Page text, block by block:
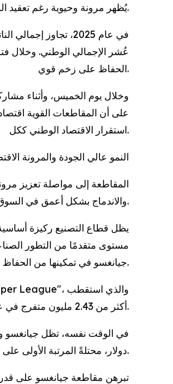
يُظهر مرونة وحيوية رغم تعقيد البيئة الخارجية.
الحفاظ على زخم قوي.
وخلال يوم الخميس، وأثناء
استقرار الاقتصاد الوطني ككل.
النمو عالي الجودة والمرونة
والاندماج بشكل أعمق في السوق الوطنية الموحدة للصين، وتوسيع نطاق الانفتاح رفيع المستوى.
يظل قطاع التصنيع ركيزة
مستوى متقدمًا من التطور
جيانغسو في تمكينها من الحفاظ على قدرتها التنافسية في ظل التعديلات الجارية في سلاسل الإمداد العالمية.
أكثر من 2.43 مليون متفرج في عام 2025. وتُظهر هذه الظاهرة كيف يمكن للرياضة والثقافة والسياحة تنشيط الاستهلاك وإطلاق العنان لإمكانات السوق المحلية.
دولار، محتلةً المرتبة الأولى على مستوى البلاد.
تبرهن مقاطعة جيانغسو على